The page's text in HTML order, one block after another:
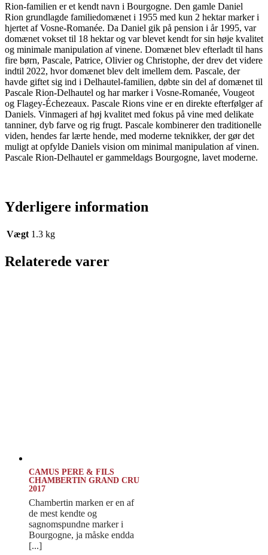
Rion-familien er et kendt navn i Bourgogne. Den gamle Daniel
Rion grundlagde familiedomænet i 1955 med kun 2 hektar marker i
hjertet af Vosne-Romanée. Da Daniel gik på pension i år 1995, var
domænet vokset til 18 hektar og var blevet kendt for sin høje kvalitet
og minimale manipulation af vinene. Domænet blev efterladt til hans
fire børn, Pascale, Patrice, Olivier og Christophe, der drev det videre
indtil 2022, hvor domænet blev delt imellem dem. Pascale, der
havde giftet sig ind i Delhautel-familien, døbte sin del af domænet til
Pascale Rion-Delhautel og har marker i Vosne-Romanée, Vougeot
og Flagey-Échezeaux. Pascale Rions vine er en direkte efterfølger af
Daniels. Vinmageri af høj kvalitet med fokus på vine med delikate
tanniner, dyb farve og rig frugt. Pascale kombinerer den traditionelle
viden, hendes far lærte hende, med moderne teknikker, der gør det
muligt at opfylde Daniels vision om minimal manipulation af vinen.
Pascale Rion-Delhautel er gammeldags Bourgogne, lavet moderne.
Yderligere information
Vægt 1.3 kg
Relaterede varer
CAMUS PERE & FILS
CHAMBERTIN GRAND CRU
2017
Chambertin marken er en af
de mest kendte og
sagnomspundne marker i
Bourgogne, ja måske endda
[...]